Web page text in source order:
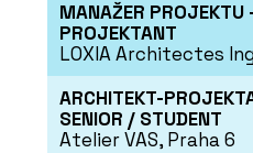
MANAŽER PROJEKTU
PROJEKTANT
LOXIA Architectes
ARCHITEKT-
SENIOR / STUDENT
Atelier VAS, Praha 6